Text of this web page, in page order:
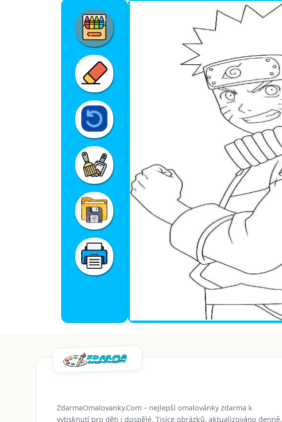
ZdarmaOmalovanky.Com – nejlepší omalovánky zdarma k
vytisknutí pro děti i dospělé. Tisíce obrázků, aktualizováno denně.